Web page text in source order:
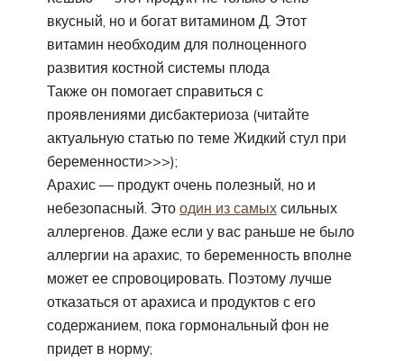
вкусный, но и богат витамином Д. Этот
витамин необходим для полноценного
развития костной системы плода
Также он помогает справиться с
проявлениями дисбактериоза (читайте
актуальную статью по теме Жидкий стул при
беременности>>>);
Арахис — продукт очень полезный, но и
небезопасный. Это один из самых сильных
аллергенов. Даже если у вас раньше не было
аллергии на арахис, то беременность вполне
может ее спровоцировать. Поэтому лучше
отказаться от арахиса и продуктов с его
содержанием, пока гормональный фон не
придет в норму;